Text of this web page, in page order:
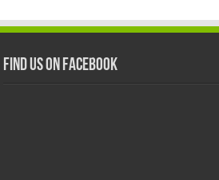
Find us on Facebook